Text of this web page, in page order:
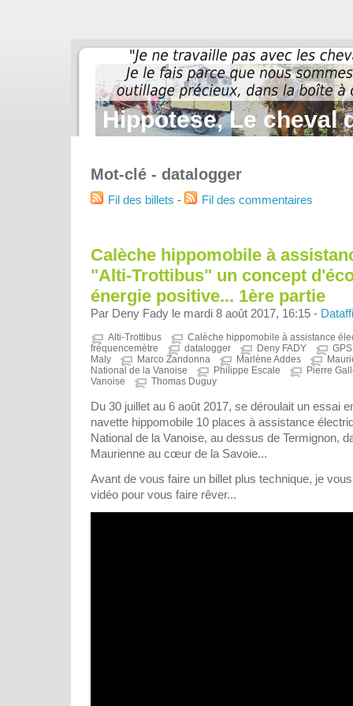
Hippotese, Le cheval
Mot-clé - datalogger
Fil des billets - Fil des commentaires
Calèche hippomobile à
"Alti-Trottibus" un concept
énergie positive... 1ère partie
Par Deny Fady le mardi 8 août 2017, 16:15 -
Alti-Trottibus
Calèche hippomobile à assistance
fréquencemètre
datalogger Deny FADY
Maly
Marco Zandonna Marlène Addes
National de la Vanoise
Philippe Escale
Pierre
Vanoise
Thomas Duguy
Du 30 juillet au 6 août 2017, se déroulait un essai
navette hippomobile 10 places à assistance
National de la Vanoise, au dessus de Termignon,
Maurienne au cœur de la Savoie...
Avant de vous faire un billet plus technique, je
vidéo pour vous faire rêver...